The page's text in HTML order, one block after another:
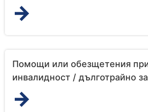
→
Помощи или обезщетения
инвалидност / дълготрайно
→